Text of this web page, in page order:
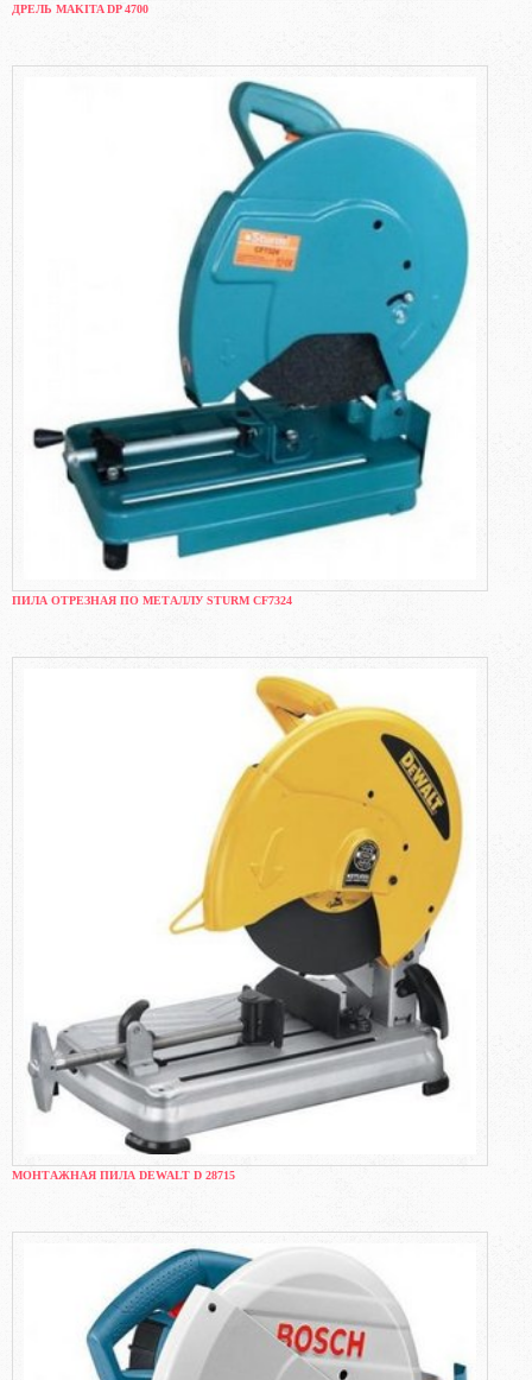
ДРЕЛЬ MAKITA DP 4700
ПИЛА ОТРЕЗНАЯ ПО МЕТАЛЛУ STURM CF7324
МОНТАЖНАЯ ПИЛА DEWALT D 28715